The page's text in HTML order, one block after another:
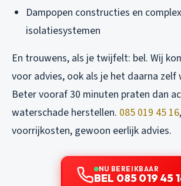
Dampopen constructies en
isolatiesystemen
En trouwens, als je twijfelt: bel. Wij
voor advies, ook als je het daarna zelf
Beter vooraf 30 minuten praten dan
waterschade herstellen. 085 019 45 16
voorrijkosten, gewoon eerlijk advies.
NU BEREIKBAAR
BEL 085 019 45